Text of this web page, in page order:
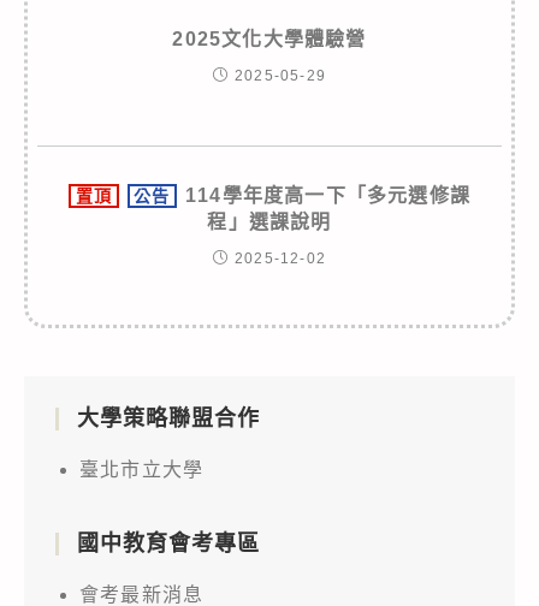
2025文化大學體驗營
2025-05-29
置頂 公告
114學年度高一下「多元選修課
程」選課說明
2025-12-02
大學策略聯盟合作
臺北市立大學
國中教育會考專區
會考最新消息